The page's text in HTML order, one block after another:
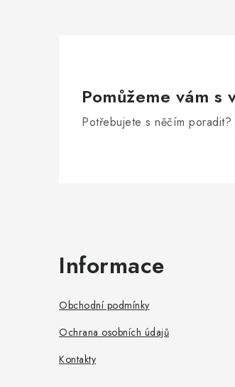
Pomůžeme vám s
Potřebujete s něčím poradit?
Informace
Obchodní podmínky
Ochrana osobních údajů
Kontakty